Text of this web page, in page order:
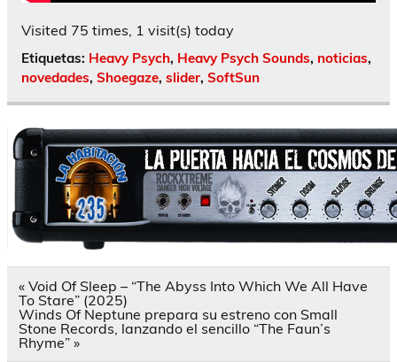
Visited 75 times, 1 visit(s) today
Etiquetas: Heavy Psych, Heavy Psych Sounds, noticias,
novedades, Shoegaze, slider, SoftSun
Navegación
de
entradas
« Void Of Sleep – “The Abyss Into Which We All Have
To Stare” (2025)
Winds Of Neptune prepara su estreno con Small
Stone Records, lanzando el sencillo “The Faun’s
Rhyme” »